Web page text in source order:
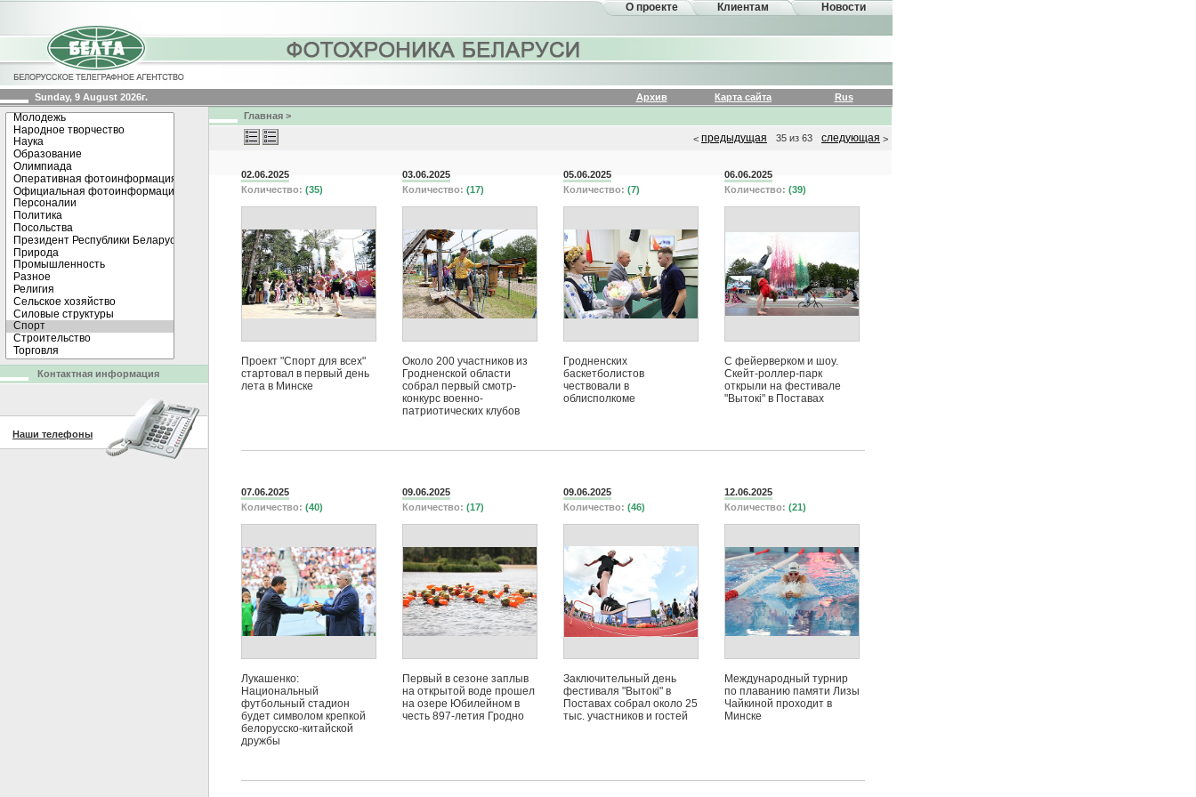
О проекте Клиентам Новости
Sunday, 9 August 2026г. Архив Карта сайта
Rus
Главная >
< предыдущая 35 из 63 следующая >
02.06.2025
Количество: (35)
Проект "Спорт для всех"
стартовал в первый день
лета в Минске
03.06.2025
Количество: (17)
Около 200 участников из
Гродненской области
собрал первый смотр-
конкурс военно-
патриотических клубов
05.06.2025
Количество: (7)
Гродненских
баскетболистов
чествовали в
облисполкоме
06.06.2025
Количество: (39)
С фейерверком и шоу.
Скейт-роллер-парк
открыли на фестивале
"Вытокі" в Поставах
07.06.2025
Количество: (40)
Лукашенко:
Национальный
футбольный стадион
будет символом крепкой
белорусско-китайской
дружбы
09.06.2025
Количество: (17)
Первый в сезоне заплыв
на открытой воде прошел
на озере Юбилейном в
честь 897-летия Гродно
09.06.2025
Количество: (46)
Заключительный день
фестиваля "Вытокi" в
Поставах собрал около 25
тыс. участников и гостей
12.06.2025
Количество: (21)
Международный турнир
по плаванию памяти Лизы
Чайкиной проходит в
Минске
Контактная информация
Наши телефоны